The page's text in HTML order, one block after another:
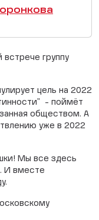
группу
цель на 2022
- поймёт
обществом. А
уже в 2022
Мы все здесь
И вместе